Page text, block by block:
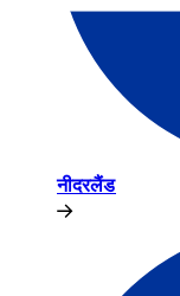
नीदरलैंड​​